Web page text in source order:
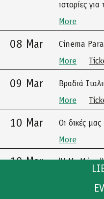
ιστορίες
More
08 Mar
Cinema
More
09 Mar
Βραδιά
More
10 Mar
Οι δικές
More
10 Mar
'Η Με Μένα